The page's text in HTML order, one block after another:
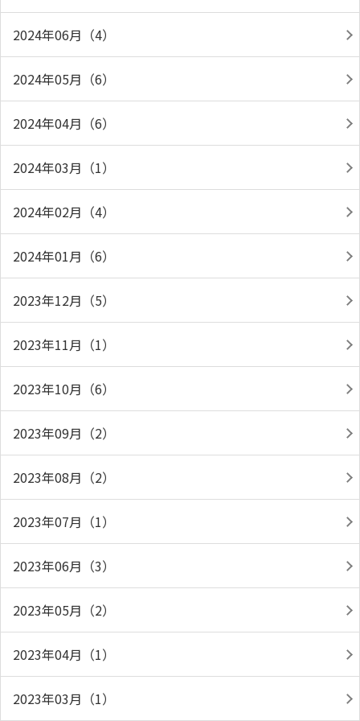
2024年06月（4）
2024年05月（6）
2024年04月（6）
2024年03月（1）
2024年02月（4）
2024年01月（6）
2023年12月（5）
2023年11月（1）
2023年10月（6）
2023年09月（2）
2023年08月（2）
2023年07月（1）
2023年06月（3）
2023年05月（2）
2023年04月（1）
2023年03月（1）